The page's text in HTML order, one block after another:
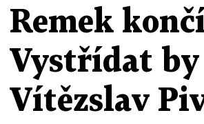
Remek
Vystřídat
Vítězslav